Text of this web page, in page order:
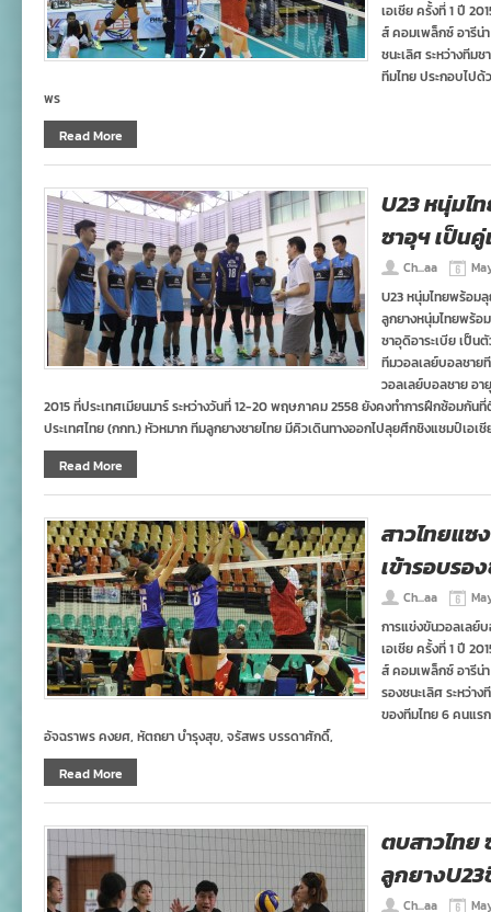
เอเชีย ครั้งที่ 1 ปี
ส์ คอมเพล็กซ์ อารีน่
ชนะเลิศ ระหว่างที
ทีมไทย ประกอบไป
พร
Read More
U23 หนุ่มไ
ซาอุฯ เป็น
Ch...aa
U23 หนุ่มไทยพร้อม
ลูกยางหนุ่มไทยพร้อ
ซาอุดิอาระเบีย เป็น
ทีมวอลเลย์บอลชาย
วอลเลย์บอลชาย อา
2015 ที่ประเทศเมียนมาร์ ระหว่างวันที่ 12-20 พฤษภาคม 2558 ยังคงทำการฝึกซ้อมกัน
ประเทศไทย (กกท.) หัวหมาก ทีมลูกยางชายไทย มีคิวเดินทางออกไปลุยศึกชิงแชมป์เอเชี
Read More
สาวไทยแซ
เข้ารอบรอ
Ch...aa
การแข่งขันวอลเลย์
เอเชีย ครั้งที่ 1 ปี
ส์ คอมเพล็กซ์ อารีน่
รองชนะเลิศ ระหว่า
ของทีมไทย 6 คนแ
อัจฉราพร คงยศ, หัตถยา บำรุงสุข, จรัสพร บรรดาศักดิ์,
Read More
ตบสาวไทย
ลูกยางU23
Ch...aa